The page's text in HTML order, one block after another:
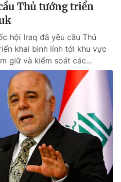
Thủ tướng triển
hội Iraq đã yêu cầu Thủ
khai binh lính tới khu vực
giữ và kiểm soát các...